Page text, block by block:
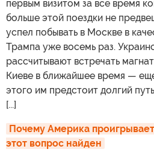
первым визитом за все время
больше этой поездки не
успел побывать в Москве в
Трампа уже восемь раз.
рассчитывают встречать
Киеве в ближайшее время —
этого им предстоит долгий
[...]
Почему Америка
этот вопрос найден